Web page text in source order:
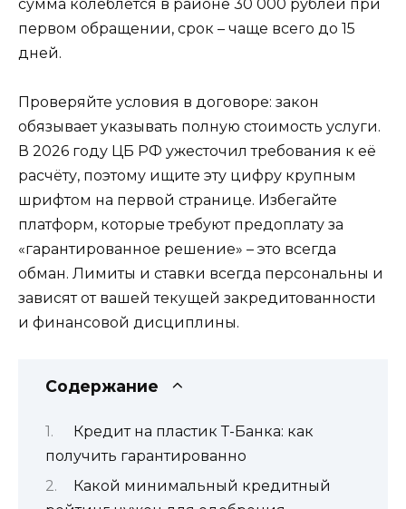
сумма колеблется в районе 30 000 рублей при
первом обращении, срок – чаще всего до 15
дней.
Проверяйте условия в договоре: закон
обязывает указывать полную стоимость услуги.
В 2026 году ЦБ РФ ужесточил требования к её
расчёту, поэтому ищите эту цифру крупным
шрифтом на первой странице. Избегайте
платформ, которые требуют предоплату за
«гарантированное решение» – это всегда
обман. Лимиты и ставки всегда персональны и
зависят от вашей текущей закредитованности
и финансовой дисциплины.
Содержание
Кредит на пластик Т-Банка: как
получить гарантированно
Какой минимальный кредитный